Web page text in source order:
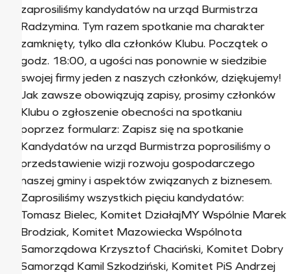
zaprosiliśmy kandydatów na urząd Burmistrza
Radzymina. Tym razem spotkanie ma charakter
zamknięty, tylko dla członków Klubu. Początek o
godz. 18:00, a ugości nas ponownie w siedzibie
swojej firmy jeden z naszych członków, dziękujemy!
Jak zawsze obowiązują zapisy, prosimy członków
Klubu o zgłoszenie obecności na spotkaniu
poprzez formularz: Zapisz się na spotkanie
Kandydatów na urząd Burmistrza poprosiliśmy o
przedstawienie wizji rozwoju gospodarczego
naszej gminy i aspektów związanych z biznesem.
Zaprosiliśmy wszystkich pięciu kandydatów:
Tomasz Bielec, Komitet DziałajMY Wspólnie Marek
Brodziak, Komitet Mazowiecka Wspólnota
Samorządowa Krzysztof Chaciński, Komitet Dobry
Samorząd Kamil Szkodziński, Komitet PiS Andrzej